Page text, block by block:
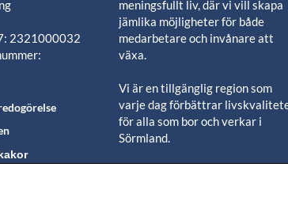
2321000032
meningsfullt liv, där vi vill skapa
jämlika möjligheter för både
medarbetare och invånare att
växa.
Vi är en tillgänglig region som
varje dag förbättrar
för alla som bor och verkar i
Sörmland.